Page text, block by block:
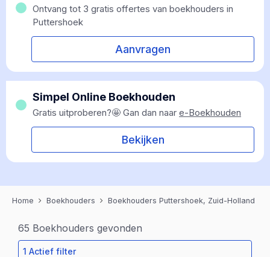
Ontvang tot 3 gratis offertes van boekhouders in
Puttershoek
Aanvragen
Simpel Online Boekhouden
Gratis uitproberen?🤩 Gan dan naar e-Boekhouden
Bekijken
Home Boekhouders Boekhouders Puttershoek, Zuid-Holland
65 Boekhouders gevonden
1 Actief filter